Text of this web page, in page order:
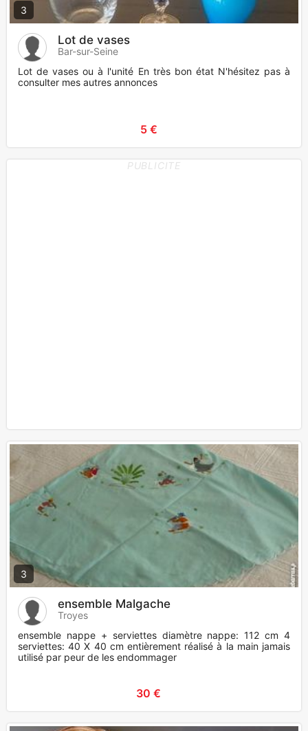
3
Lot de vases
Bar-sur-Seine
Lot de vases ou à l'unité En très bon état N'hésitez pas à
consulter mes autres annonces
5 €
PUBLICITE
3
ensemble Malgache
Troyes
ensemble nappe + serviettes diamètre nappe: 112 cm 4
serviettes: 40 X 40 cm entièrement réalisé à la main jamais
utilisé par peur de les endommager
30 €